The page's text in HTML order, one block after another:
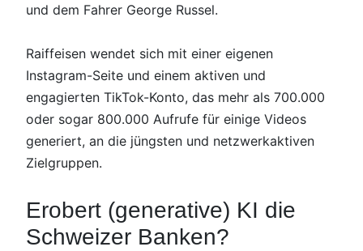
und dem Fahrer George Russel.
Raiffeisen wendet sich mit einer eigenen
Instagram-Seite und einem aktiven und
engagierten TikTok-Konto, das mehr als 700.000
oder sogar 800.000 Aufrufe für einige Videos
generiert, an die jüngsten und netzwerkaktiven
Zielgruppen.
Erobert (generative) KI die
Schweizer Banken?